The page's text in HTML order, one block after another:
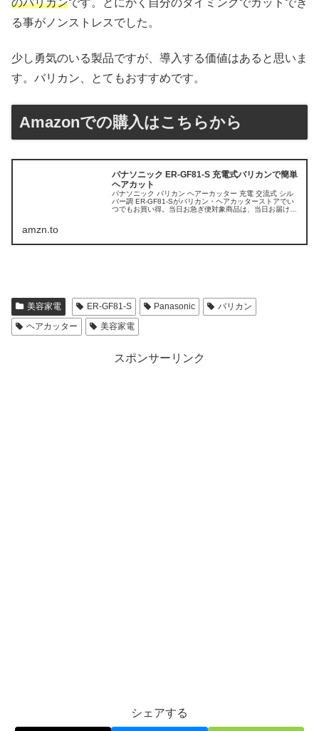
る事がノンストレスでした。
少し勇気のいる製品ですが、導入する価値はあると思いま
す。バリカン、とてもおすすめです。
Amazonでの購入はこちらから
パナソニック ER-GF81-S 充電式バリカンで簡単
ヘアカット
パナソニック バリカン ヘアーカッター 充電 交流式 シル
バー調 ER-GF81-Sがバリカン・ヘアカッターストアでい
つでもお買い得。当日お急ぎ便対象商品は、当日お届け可
amzn.to
美容家電 ER-GF81-S Panasonic
バリカン
ヘアカッター
美容家電
スポンサーリンク
シェアする